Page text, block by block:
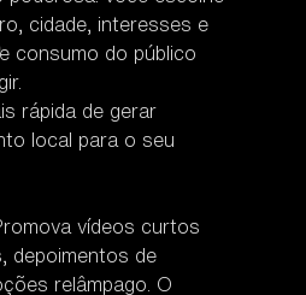
cidade, interesses e
consumo do público
rápida de gerar
local para o seu
vídeos curtos
depoimentos de
relâmpago. O